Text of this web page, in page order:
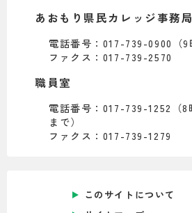
あおもり県民カレッジ事務局
電話番号：017-739-0900（9
ファクス：017-739-2570
職員室
電話番号：017-739-1252（8
まで）
ファクス：017-739-1279
このサイトについて